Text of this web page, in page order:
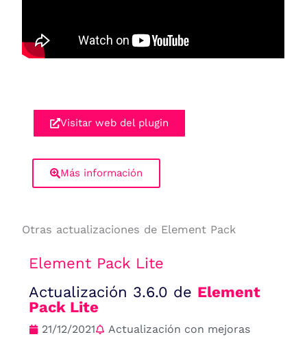
Visitar web del plugin
Más información
Otras actualizaciones de Element Pack
Element Pack Lite
Actualización 3.6.0 de Element
Pack Lite
21/12/2021 Actualización con mejoras